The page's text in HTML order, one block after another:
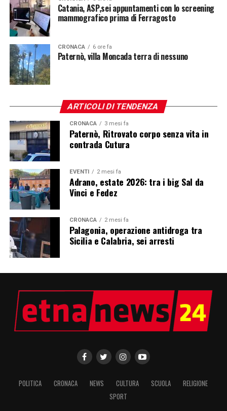
Catania, ASP,sei appuntamenti con lo screening
mammografico prima di Ferragosto
CRONACA 6 ore fa
Paternò, villa Moncada terra di nessuno
ARTICOLI DI TENDENZA
CRONACA 3 mesi fa
Paternò, Ritrovato corpo senza vita in
contrada Cutura
EVENTI 2 mesi fa
Adrano, estate 2026: tra i big Sal da
Vinci e Fedez
CRONACA 2 mesi fa
Palagonia, operazione antidroga tra
Sicilia e Calabria, sei arresti
POLITICA CRONACA NEWS CULTURA SCUOLA
RELIGIONE
SPORT